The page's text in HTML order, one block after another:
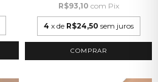
R$93,10 com Pix
4 x de R$24,50 sem juros
COMPRAR